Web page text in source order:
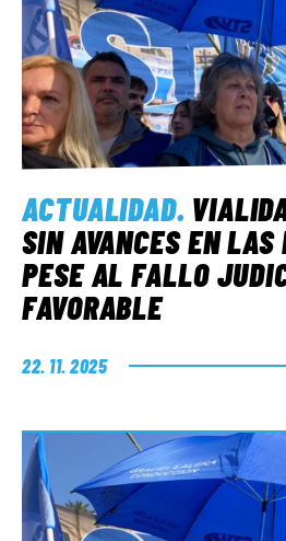
ACTUALIDAD.
SIN AVANCES EN
PESE AL FALLO
FAVORABLE
22. 11. 2025